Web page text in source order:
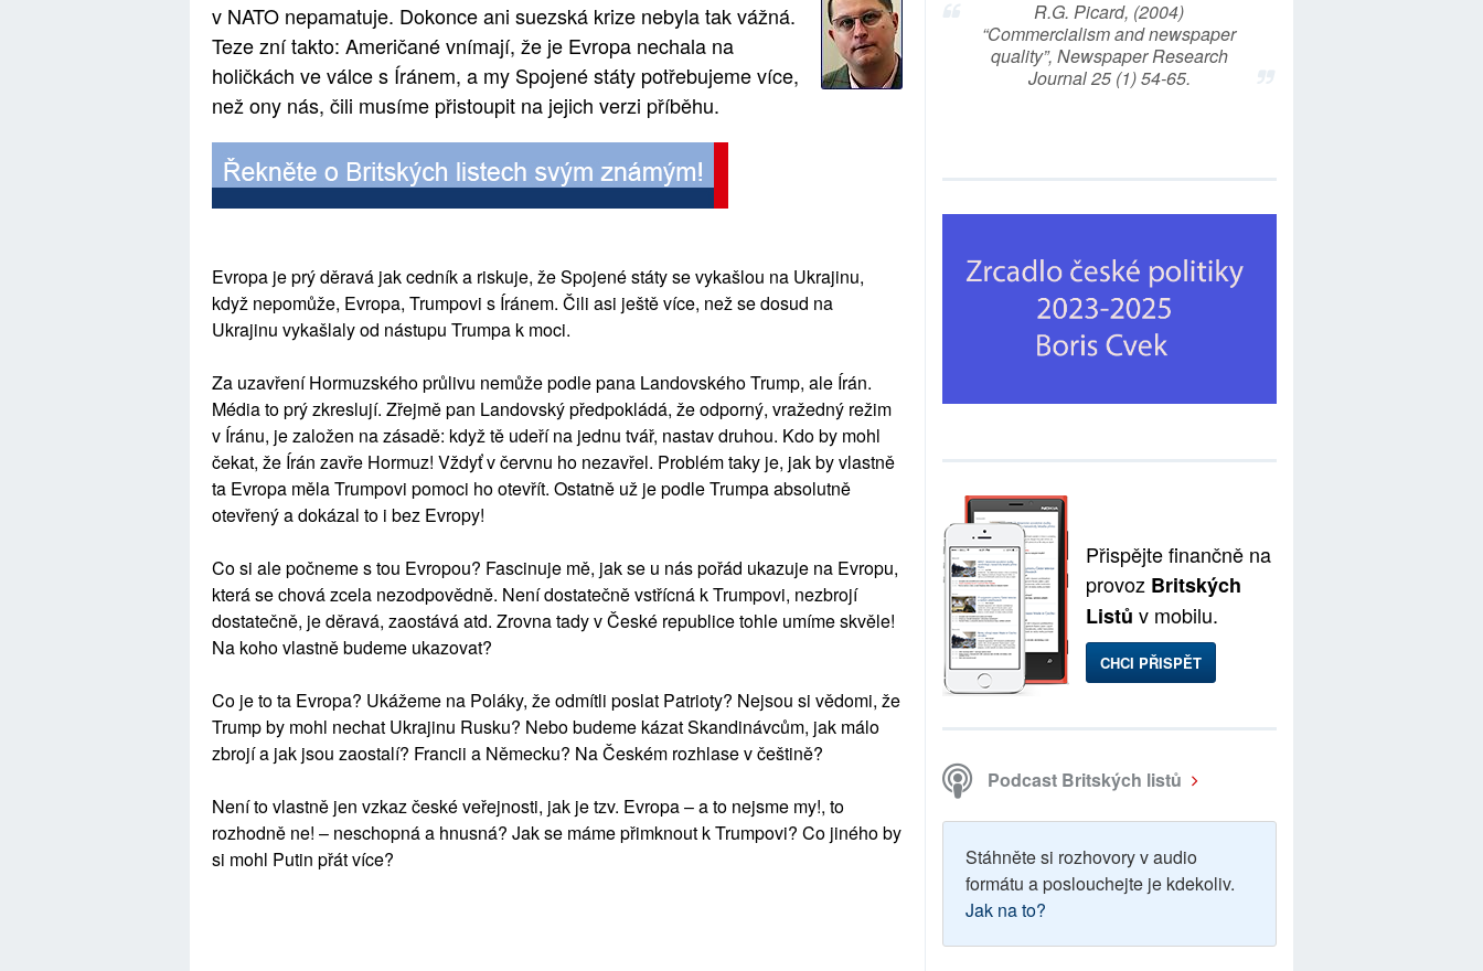
v NATO nepamatuje. Dokonce ani suezská krize nebyla tak vážná.
Teze zní takto: Američané vnímají, že je Evropa nechala na
holičkách ve válce s Íránem, a my Spojené státy potřebujeme více,
než ony nás, čili musíme přistoupit na jejich verzi příběhu.
Evropa je prý děravá jak cedník a riskuje, že Spojené státy se vykašlou na Ukrajinu,
když nepomůže, Evropa, Trumpovi s Íránem. Čili asi ještě více, než se dosud na
Ukrajinu vykašlaly od nástupu Trumpa k moci.
Za uzavření Hormuzského průlivu nemůže podle pana Landovského Trump, ale Írán.
Média to prý zkreslují. Zřejmě pan Landovský předpokládá, že odporný, vražedný režim
v Íránu, je založen na zásadě: když tě udeří na jednu tvář, nastav druhou. Kdo by mohl
čekat, že Írán zavře Hormuz! Vždyť v červnu ho nezavřel. Problém taky je, jak by vlastně
ta Evropa měla Trumpovi pomoci ho otevřít. Ostatně už je podle Trumpa absolutně
otevřený a dokázal to i bez Evropy!
Co si ale počneme s tou Evropou? Fascinuje mě, jak se u nás pořád ukazuje na Evropu,
která se chová zcela nezodpovědně. Není dostatečně vstřícná k Trumpovi, nezbrojí
dostatečně, je děravá, zaostává atd. Zrovna tady v České republice tohle umíme skvěle!
Na koho vlastně budeme ukazovat?
Co je to ta Evropa? Ukážeme na Poláky, že odmítli poslat Patrioty? Nejsou si vědomi, že
Trump by mohl nechat Ukrajinu Rusku? Nebo budeme kázat Skandinávcům, jak málo
zbrojí a jak jsou zaostalí? Francii a Německu? Na Českém rozhlase v češtině?
Není to vlastně jen vzkaz české veřejnosti, jak je tzv. Evropa – a to nejsme my!, to
rozhodně ne! – neschopná a hnusná? Jak se máme přimknout k Trumpovi? Co jiného by
si mohl Putin přát více?
R.G. Picard, (2004)
“Commercialism and newspaper
quality”, Newspaper Research
Journal 25 (1) 54-65.
Přispějte finančně na
provoz Britských
Listů v mobilu.
CHCI PŘISPĚT
Podcast Britských listů
Stáhněte si rozhovory v audio
formátu a poslouchejte je kdekoliv.
Jak na to?